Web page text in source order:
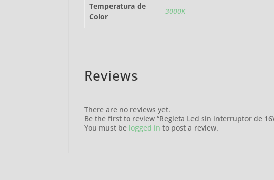
Temperatura de
Color
3000K
Reviews
There are no reviews yet.
Be the first to review “Regleta Led sin interruptor de
You must be logged in to post a review.